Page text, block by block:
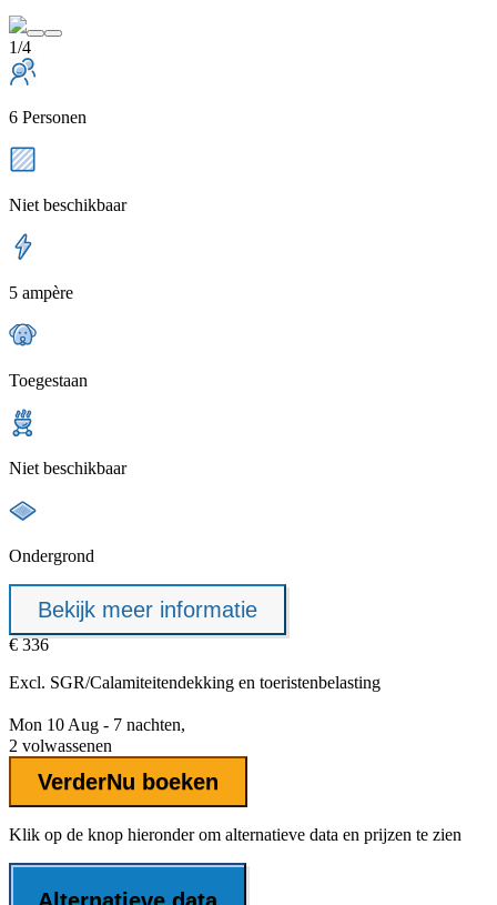
1/4
6 Personen
Niet beschikbaar
5 ampère
Toegestaan
Niet beschikbaar
Ondergrond
Bekijk meer informatie
€ 336
Excl. SGR/Calamiteitendekking en toeristenbelasting
Mon 10 Aug - 7 nachten,
2 volwassenen
VerderNu boeken
Klik op de knop hieronder om alternatieve data en prijzen te zien